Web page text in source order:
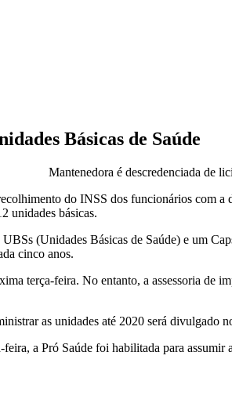
Básicas de Saúde
Mantenedora é descredenciada de
do INSS dos funcionários com
unidades básicas.
(Unidades Básicas de Saúde) e um
cinco anos.
terça-feira. No entanto, a assessoria de
as unidades até 2020 será divulgado
a Pró Saúde foi habilitada para assumir